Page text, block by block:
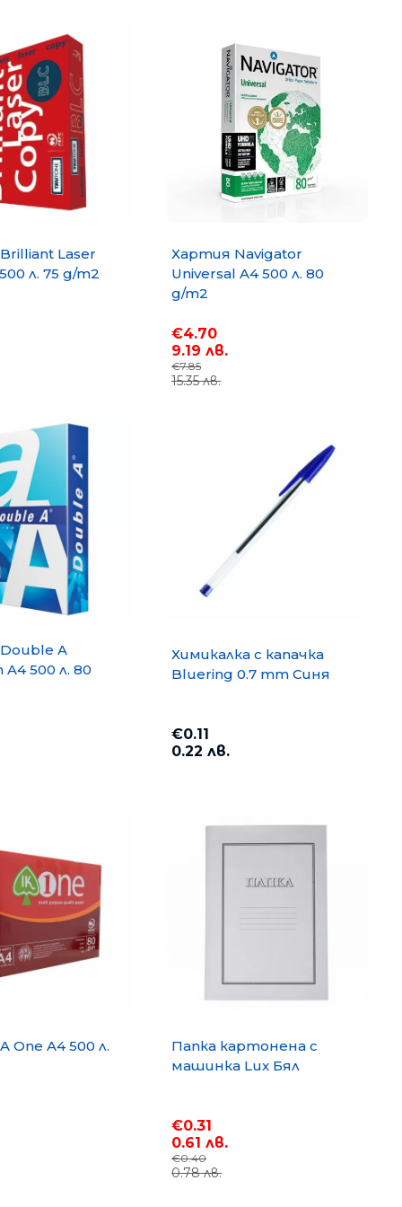
Хартия PP Lite A4 500 л. 80
12.42 лв.
Laser
л. 75 g/m2
Хартия Navigator
Universal A4 500 л. 80
g/m2
€4.70
9.19 лв.
€7.85
15.35 лв.
A
500 л. 80
Химикалка с капачка
Bluering 0.7 mm Синя
€0.11
0.22 лв.
One A4 500 л.
Папка картонена с
машинка Lux Бял
€0.31
0.61 лв.
€0.40
0.78 лв.